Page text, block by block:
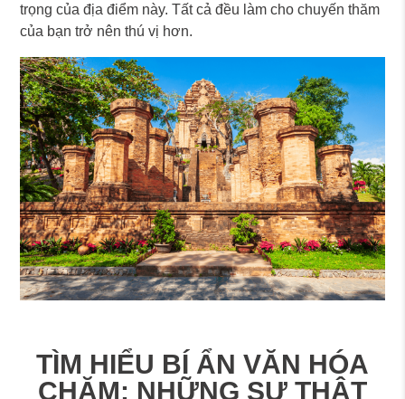
trọng của địa điểm này. Tất cả đều làm cho chuyến thăm
của bạn trở nên thú vị hơn.
TÌM HIỂU BÍ ẨN VĂN HÓA
CHĂM: NHỮNG SỰ THẬT